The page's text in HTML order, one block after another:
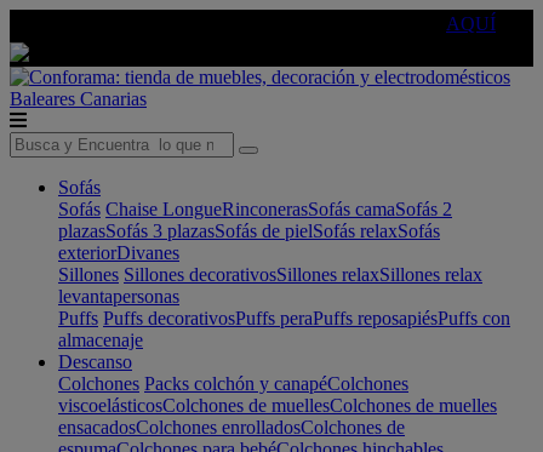
AQUÍ
Baleares Canarias
Sofás
Sofás Chaise LongueRinconerasSofás camaSofás 2
plazasSofás 3 plazasSofás de pielSofás relaxSofás
exteriorDivanes
Sillones Sillones decorativosSillones relaxSillones relax
levantapersonas
Puffs Puffs decorativosPuffs peraPuffs reposapiésPuffs con
almacenaje
Descanso
Colchones Packs colchón y canapéColchones
viscoelásticosColchones de muellesColchones de muelles
ensacadosColchones enrolladosColchones de